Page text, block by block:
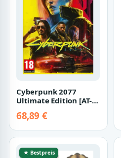
Cyberpunk 2077
Ultimate Edition [AT-
Switch 2)
68,89 €
★ Bestpreis